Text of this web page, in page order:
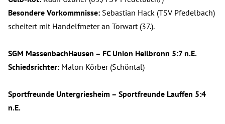
Besondere Vorkommnisse: Sebastian Hack (TSV Pfedelbach)
scheitert mit Handelfmeter an Torwart (37.).
SGM MassenbachHausen – FC Union Heilbronn 5:7 n.E.
Schiedsrichter: Malon Körber (Schöntal)
Sportfreunde Untergriesheim – Sportfreunde Lauffen 5:4
n.E.